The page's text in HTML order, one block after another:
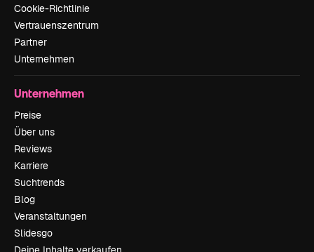
Cookie-Richtlinie
Vertrauenszentrum
Partner
Unternehmen
Unternehmen
Preise
Über uns
Reviews
Karriere
Suchtrends
Blog
Veranstaltungen
Slidesgo